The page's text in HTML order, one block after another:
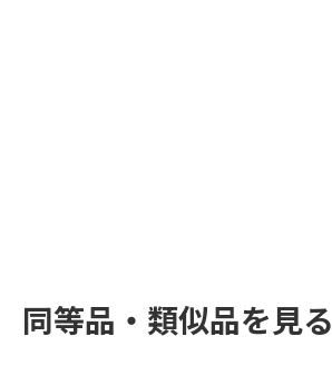
同等品・類似品を見る